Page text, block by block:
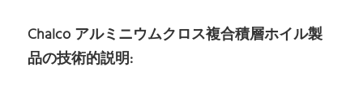
Chalco アルミニウムクロス複合積層ホイル製
品の技術的説明: